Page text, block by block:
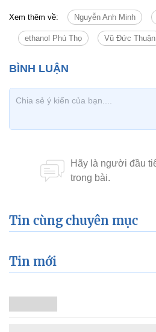
Xem thêm về: Nguyễn Anh Minh
ethanol Phú Thọ Vũ Đức Thuận
Tin cùng chuyên mục
Tin mới